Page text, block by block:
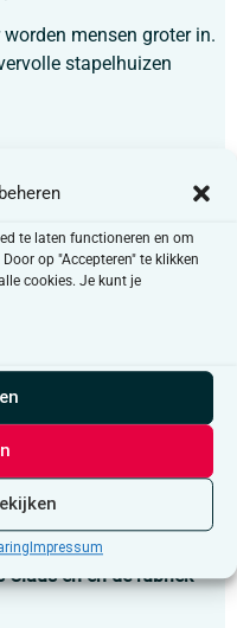
te laten functioneren en om
op "Accepteren" te klikken
cookies. Je kunt je
Impressum
mensen groter in.
stapelhuizen
Durf kijken. Nuanceer.
maar in
En begin
drama, kiemt, soms
activist
hervorming,
bezieler van de
en en de rubriek